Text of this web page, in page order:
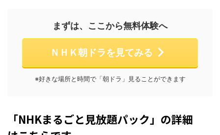
まずは、ここから無料体験へ
ＮＨＫ朝ドラを見てみる
※好きな場所と時間で「朝ドラ」見ることができます
「NHKまるごと見放題パック」の詳細